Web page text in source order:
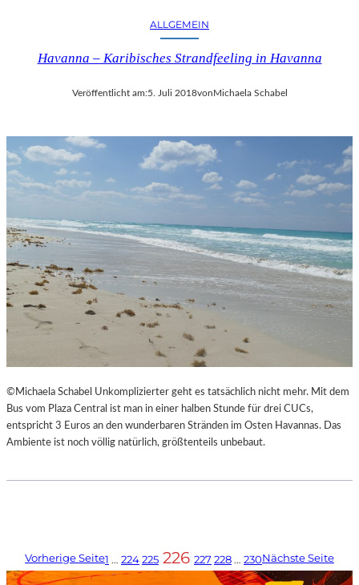
ALLGEMEIN
Havanna – Karibisches Strandfeeling in Havanna
Veröffentlicht am:5. Juli 2018von Michaela Schabel
©Michaela Schabel Unkomplizierter geht es tatsächlich nicht mehr. Mit dem
Bus vom Plaza Central ist man in einer halben Stunde für drei CUCs,
entspricht 3 Euros an den wunderbaren Stränden im Osten Havannas. Das
Ambiente ist noch völlig natürlich, größtenteils unbebaut.
Vorherige Seite1 … 224225 226 227228… 230Nächste Seite